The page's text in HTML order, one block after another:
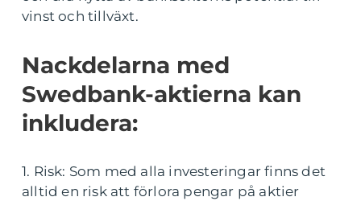
vinst och tillväxt.
Nackdelarna med
Swedbank-aktierna kan
inkludera:
1. Risk: Som med alla investeringar finns det
alltid en risk att förlora pengar på aktier